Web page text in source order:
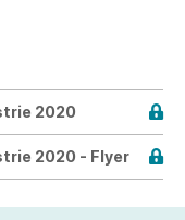
2020
2020 - Flyer